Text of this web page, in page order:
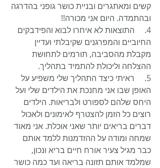
קשים ומאתגרים ובניית כושר גופני בהדרגה
ובהתמדה. היום אני מכורה!!
4.     התוצאות לא איחרו לבוא והפידבקים
החיוביים והמפרגנים שקיבלתי ועדיין
מקבלת מהסביבה, תורמים לתחושת
ההצלחה וליכולת להתמיד בתהליך.
5.     ראיתי כיצד התהליך שלי משפיע על
האופן שבו אני מחנכת את הילדים שלי ועל
היחס שלהם לספורט ולבריאות. הילדים
רוצים כל הזמן להצטרף לאימונים ולאכול
דברים בריאים יותר שאני אוכלת. אני מאוד
שמחה ומודה על ההזדמנות ללמד אותם
כבר מגיל צעיר אורח חיים בריא ונכון,
שמלמד אותם תזונה בריאה ועד כמה כושר